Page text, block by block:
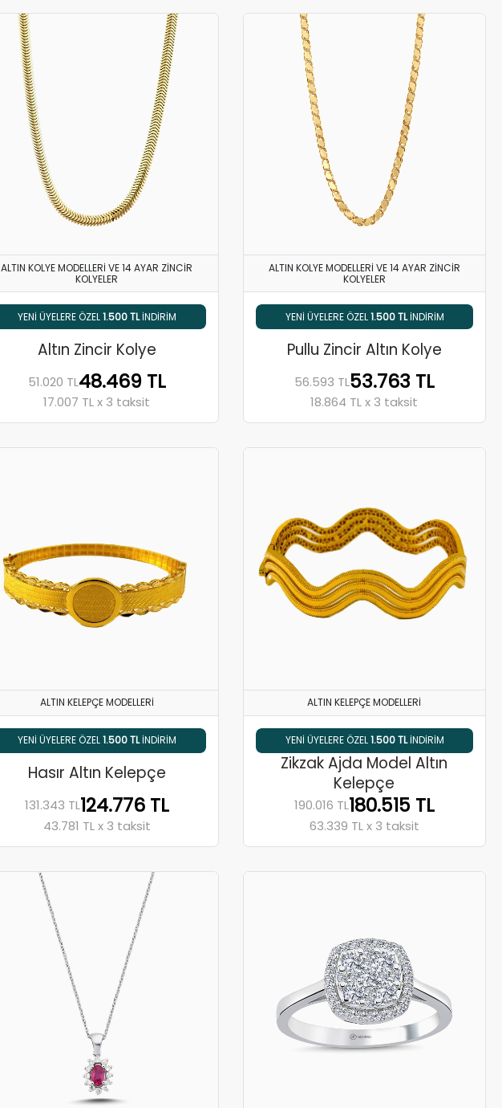
ALTIN KOLYE MODELLERI VE 14 AYAR ZINCIR
KOLYELER
% 5 HAVALE / EFT İNDIRIMI
Altın Zincir Kolye
51.020 TL48.469 TL
17.007 TL x 3 taksit
ALTIN KOLYE MODELLERI VE 14 AYAR ZINCIR
KOLYELER
YENI ÜYELERE ÖZEL1.500 TL % 5 HAVALE / EFT İNDIRIMI
Pullu Zincir Altın Kolye
56.593 TL53.763 TL
18.864 TL x 3 taksit
ALTIN KELEPÇE MODELLERI
% 5 HAVALE / EFT İNDIRIMI
Hasır Altın Kelepçe
131.343 TL124.776 TL
43.781 TL x 3 taksit
ALTIN KELEPÇE MODELLERI
YENI ÜYELERE ÖZEL1.500 TL % 5 HAVALE / EFT İNDIRIMI
Zikzak Ajda Model Altın
Kelepçe
190.016 TL180.515 TL
63.339 TL x 3 taksit